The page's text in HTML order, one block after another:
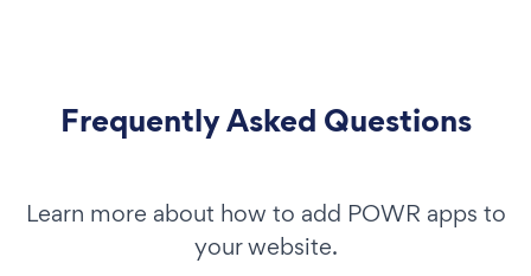
Frequently Asked Questions
Learn more about how to add POWR apps to
your website.